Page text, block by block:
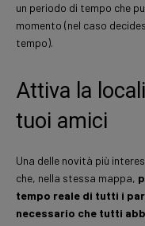
un periodo di tempo che
momento (nel caso
tempo).
Attiva la
tuoi amici
Una delle novità più
che, nella stessa mappa,
tempo reale di tutti i
necessario che tutti